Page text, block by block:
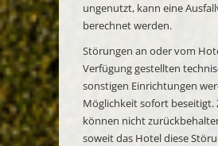
ungenutzt, kann eine
berechnet werden.
Störungen an oder vom
Verfügung gestellten
sonstigen Einrichtungen
Möglichkeit sofort beseitigt.
können nicht
soweit das Hotel diese